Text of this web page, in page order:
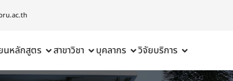
นหลักสูตร สาขาวิชา บุคลากร วิจัยบริการ